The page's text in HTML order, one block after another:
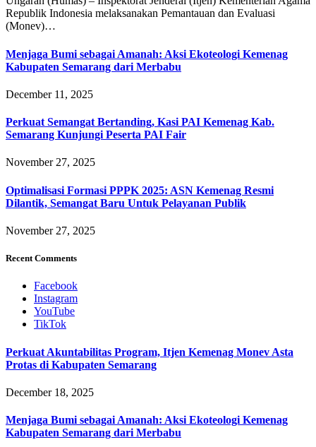
Republik Indonesia melaksanakan Pemantauan dan Evaluasi
(Monev)…
Menjaga Bumi sebagai Amanah: Aksi Ekoteologi Kemenag
Kabupaten Semarang dari Merbabu
December 11, 2025
Perkuat Semangat Bertanding, Kasi PAI Kemenag Kab.
Semarang Kunjungi Peserta PAI Fair
November 27, 2025
Optimalisasi Formasi PPPK 2025: ASN Kemenag Resmi
Dilantik, Semangat Baru Untuk Pelayanan Publik
November 27, 2025
Recent Comments
Facebook
Instagram
YouTube
TikTok
Perkuat Akuntabilitas Program, Itjen Kemenag Monev Asta
Protas di Kabupaten Semarang
December 18, 2025
Menjaga Bumi sebagai Amanah: Aksi Ekoteologi Kemenag
Kabupaten Semarang dari Merbabu